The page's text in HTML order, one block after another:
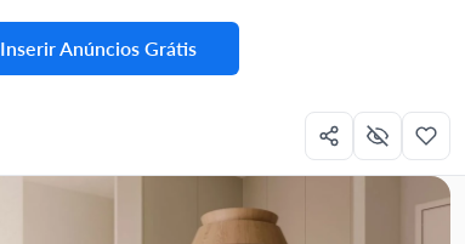
Inserir Anúncios Grátis